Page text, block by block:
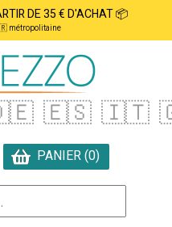
DE 35 € D'ACHAT 📦
métropolitaine
🇪🇸 🇮🇹
PANIER (0)